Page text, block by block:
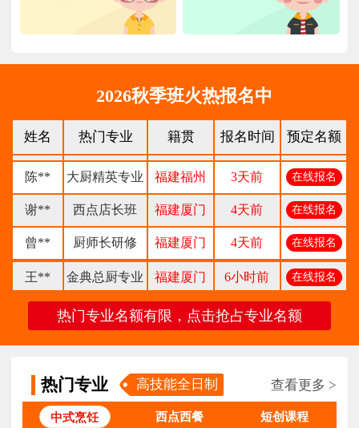
2026秋季班火热报名中
姓名 热门专业 籍贯 报名时间 预定名额
金领大厨专业 在线报名
经典西点专业 福建厦门 1天前
赖**
时尚西餐西点
专业
福建三明 16小时前 在线报名
陈** 大厨精英专业 福建福州 3天前 在线报名
谢** 西点店长班 福建厦门 4天前 在线报名
曾** 厨师长研修 福建厦门 4天前 在线报名
王** 金典总厨专业 福建厦门 6小时前 在线报名
林** 金鼎大厨专业 福建漳州 1天前 在线报名
金领大厨专业 福建厦门
钟** 经典西点专业 福建龙岩 5天前 在线报名
热门专业名额有限，点击抢占专业名额
热门专业 高技能全日制 查看更多 >
中式烹饪 西点西餐 短创课程